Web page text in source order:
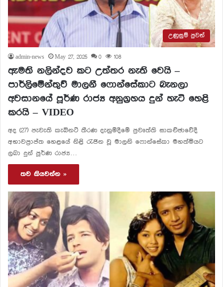
උණුසුම් පුවත්
admin-news May 27, 2025 0 108
ඇමති නලින්දව කට උත්තර නැති වෙයි –
පාර්ලිමේන්තුව් මාලනී ෆොන්සේකාට බැනලා
අවසානයේ පූර්ණ රාජ්‍ය අනුග්‍රහය දුන් හැටි හෙළි
කරයි – VIDEO
අද (27) පැවැති කැබිනට් තීරණ දැනුම්දීමේ ප්‍රවෘත්ති සාකච්ඡාවේදී
අභාවප්‍රාප්ත හෙළයේ නිළි රැජින වූ මාලනි ෆොන්සේකා මහත්මියට
ලබා දුන් පූර්ණ රාජ්‍ය…
තව කියවන්න »